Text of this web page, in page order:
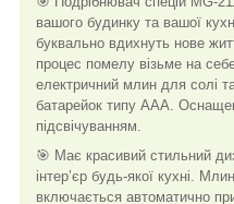
вашого будинку та вашої
буквально вдихнуть нове
процес помелу візьме на
електричний млин для солі
батарейок типу ААА.
підсвічуванням.
🎯 Має красивий стильний
інтер’єр будь-якої кухні.
включається автоматично